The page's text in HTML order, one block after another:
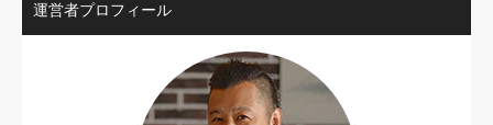
運営者プロフィール